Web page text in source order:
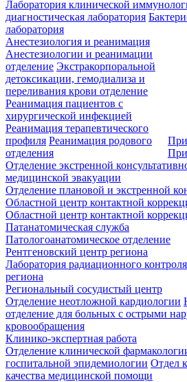
Лаборатория клинической
диагностическая лаборатория
лаборатория
Анестезиология и реанимация
Анестезиологии и реанимации
отделение Экстракорпоральной
детоксикации, гемодиализа и
переливания крови отделение
Реанимация пациентов с
хирургической инфекцией
Реанимация терапевтического
профиля Реанимация родового
отделения
Отделение экстренной
медицинской эвакуации
Отделение плановой и экстренной
Областной центр контактной
Областной центр контактной
Патанатомическая служба
Патологоанатомическое отделение
Рентгеновский центр региона
Лаборатория радиационного
региона
Региональный сосудистый центр
Отделение неотложной кардиологии
отделение для больных с острыми
кровообращения
Клинико-экспертная работа
Отделение клинической
госпитальной эпидемиологии Отдел
качества медицинской помощи